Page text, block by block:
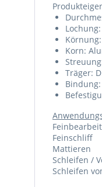
Korn:
Träger:
Feinschliff
Mattieren
Schleifen /
Schleifen